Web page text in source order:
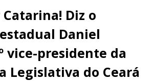
Diz o
Daniel
vice-presidente da
Legislativa do Ceará